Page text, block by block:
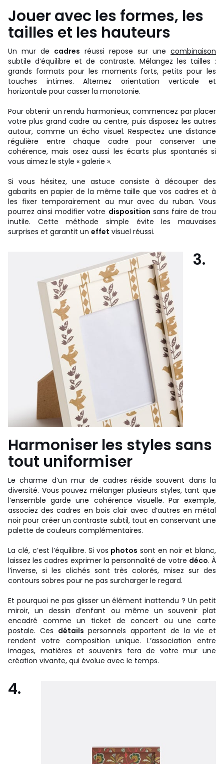
Jouer avec les formes, les
tailles et les hauteurs
Un mur de cadres réussi repose sur une combinaison
subtile d’équilibre et de contraste. Mélangez les tailles :
grands formats pour les moments forts, petits pour les
touches intimes. Alternez orientation verticale et
horizontale pour casser la monotonie.
Pour obtenir un rendu harmonieux, commencez par placer
votre plus grand cadre au centre, puis disposez les autres
autour, comme un écho visuel. Respectez une distance
régulière entre chaque cadre pour conserver une
cohérence, mais osez aussi les écarts plus spontanés si
vous aimez le style « galerie ».
Si vous hésitez, une astuce consiste à découper des
gabarits en papier de la même taille que vos cadres et à
les fixer temporairement au mur avec du ruban. Vous
pourrez ainsi modifier votre disposition sans faire de trou
inutile. Cette méthode simple évite les mauvaises
surprises et garantit un effet visuel réussi.
3.
Harmoniser les styles sans
tout uniformiser
Le charme d’un mur de cadres réside souvent dans la
diversité. Vous pouvez mélanger plusieurs styles, tant que
l’ensemble garde une cohérence visuelle. Par exemple,
associez des cadres en bois clair avec d’autres en métal
noir pour créer un contraste subtil, tout en conservant une
palette de couleurs complémentaires.
La clé, c’est l’équilibre. Si vos photos sont en noir et blanc,
laissez les cadres exprimer la personnalité de votre déco. À
l’inverse, si les clichés sont très colorés, misez sur des
contours sobres pour ne pas surcharger le regard.
Et pourquoi ne pas glisser un élément inattendu ? Un petit
miroir, un dessin d’enfant ou même un souvenir plat
encadré comme un ticket de concert ou une carte
postale. Ces détails personnels apportent de la vie et
rendent votre composition unique. L’association entre
images, matières et souvenirs fera de votre mur une
création vivante, qui évolue avec le temps.
4.